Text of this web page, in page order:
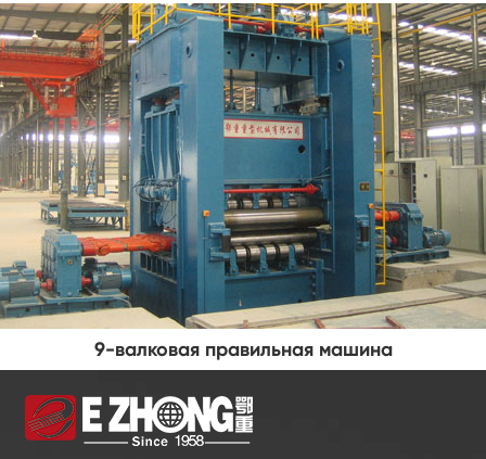
Профилегибочный станок